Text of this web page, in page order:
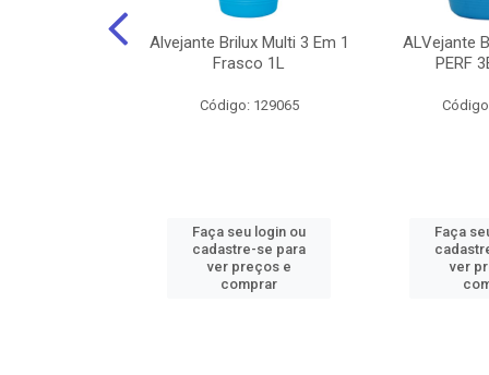
Alvejante Brilux Multi 3 Em 1
Frasco 1L
Código: 129065
Faça seu login ou
cadastre-se para
ver preços e
comprar
ALVejante
PERF
Faça
ver